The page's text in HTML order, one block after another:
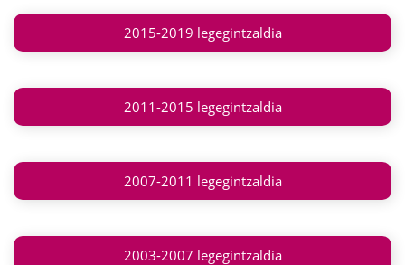
2015-2019 legegintzaldia
2011-2015 legegintzaldia
2007-2011 legegintzaldia
2003-2007 legegintzaldia